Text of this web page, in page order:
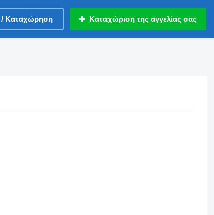
/ Καταχώρηση Καταχώριση της αγγελίας σας